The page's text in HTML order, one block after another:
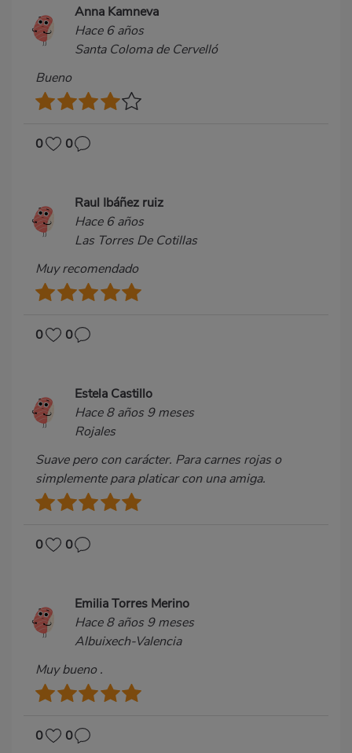
Anna Kamneva
Hace 6 años
Santa Coloma de Cervelló
Bueno
0 0
Raul Ibáñez ruiz
Hace 6 años
Las Torres De Cotillas
Muy recomendado
0 0
Estela Castillo
Hace 8 años 9 meses
Rojales
Suave pero con carácter. Para carnes rojas o
simplemente para platicar con una amiga.
0 0
Emilia Torres Merino
Hace 8 años 9 meses
Albuixech-Valencia
Muy bueno .
0 0